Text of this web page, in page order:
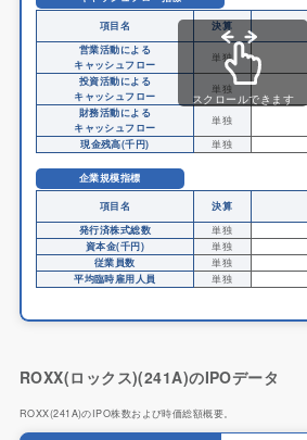
項目名
決算
営業活動による
キャッシュフロー
単独
投資活動による
キャッシュフロー
単独
財務活動による
キャッシュフロー
単独
現金残高(千円)
単独
企業規模指標
項目名
決算
発行済株式総数
単独
資本金(千円)
単独
従業員数
単独
平均臨時雇用人員
単独
スクロールできます
ROXX(ロックス)(241A)のIPOデータ
ROXX(241A)のIPO株数および時価総額概要。